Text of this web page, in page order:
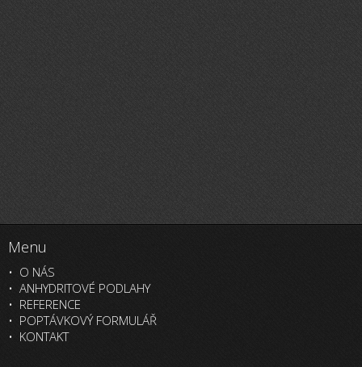
Menu
O NÁS
ANHYDRITOVÉ PODLAHY
REFERENCE
POPTÁVKOVÝ FORMULÁŘ
KONTAKT